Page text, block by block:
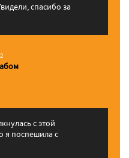
спасибо за
с этой
я поспешила с